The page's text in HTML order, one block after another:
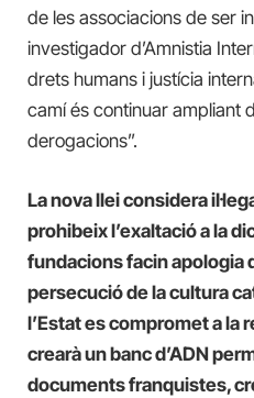
de les associacions de ser
investigador d’Amnistia
drets humans i justícia
camí és continuar ampliant
derogacions”.
La nova llei considera
prohibeix l’exaltació a la
fundacions facin apologia
persecució de la cultura
l’Estat es compromet a la
crearà un banc d’ADN
documents franquistes,